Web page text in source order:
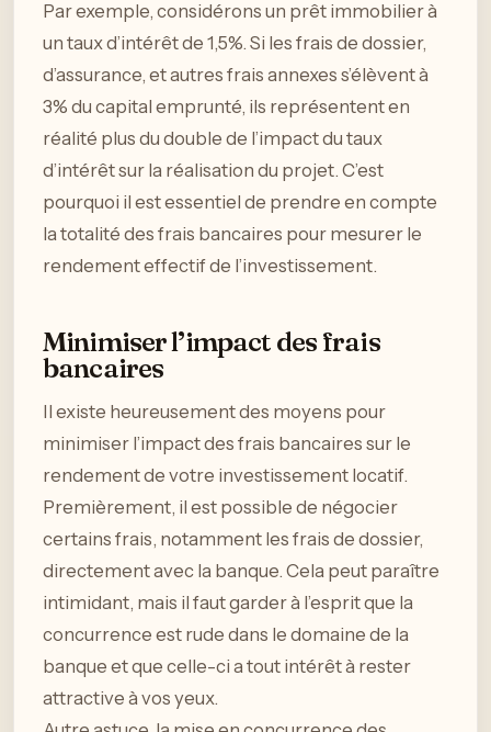
Par exemple, considérons un prêt immobilier à
un taux d’intérêt de 1,5%. Si les frais de dossier,
d’assurance, et autres frais annexes s’élèvent à
3% du capital emprunté, ils représentent en
réalité plus du double de l’impact du taux
d’intérêt sur la réalisation du projet. C’est
pourquoi il est essentiel de prendre en compte
la totalité des frais bancaires pour mesurer le
rendement effectif de l’investissement.
Minimiser l’impact des frais
bancaires
Il existe heureusement des moyens pour
minimiser l’impact des frais bancaires sur le
rendement de votre investissement locatif.
Premièrement, il est possible de négocier
certains frais, notamment les frais de dossier,
directement avec la banque. Cela peut paraître
intimidant, mais il faut garder à l’esprit que la
concurrence est rude dans le domaine de la
banque et que celle-ci a tout intérêt à rester
attractive à vos yeux.